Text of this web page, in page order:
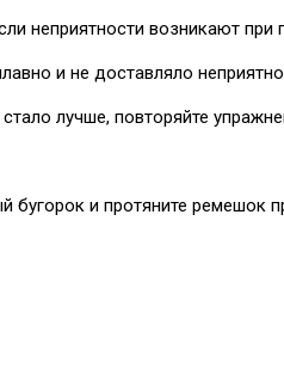
неприятности возникают при
и не доставляло
лучше, повторяйте
бугорок и протяните ремешок